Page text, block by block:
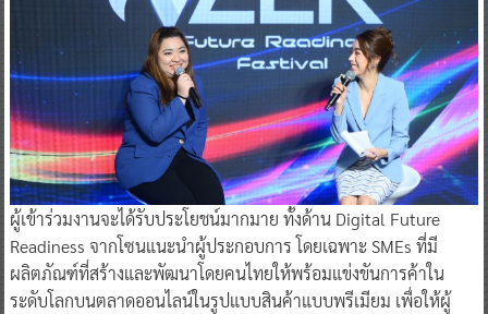
ผู้เข้าร่วมงานจะได้รับประโยชน์มากมาย ทั้งด้าน Digital Future
Readiness จากโซนแนะนำผู้ประกอบการ โดยเฉพาะ SMEs ที่มี
ผลิตภัณฑ์ที่สร้างและพัฒนาโดยคนไทยให้พร้อมแข่งขันการค้าใน
ระดับโลกบนตลาดออนไลน์ในรูปแบบสินค้าแบบพรีเมียม เพื่อให้ผู้